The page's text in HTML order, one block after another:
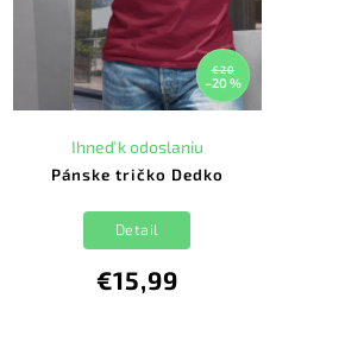
€20
–20 %
Pánske tričko Dedko
Ihneď k odoslaniu
€15,99
Detail